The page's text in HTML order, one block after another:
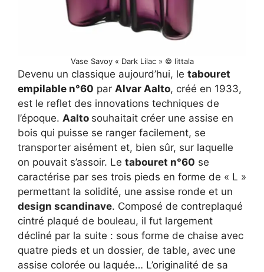
Vase Savoy « Dark Lilac » © Iittala
Devenu un classique aujourd’hui, le tabouret
empilable n°60 par Alvar Aalto, créé en 1933,
est le reflet des innovations techniques de
l’époque. Aalto souhaitait créer une assise en
bois qui puisse se ranger facilement, se
transporter aisément et, bien sûr, sur laquelle
on pouvait s’assoir. Le tabouret n°60 se
caractérise par ses trois pieds en forme de « L »
permettant la solidité, une assise ronde et un
design scandinave. Composé de contreplaqué
cintré plaqué de bouleau, il fut largement
décliné par la suite : sous forme de chaise avec
quatre pieds et un dossier, de table, avec une
assise colorée ou laquée… L’originalité de sa